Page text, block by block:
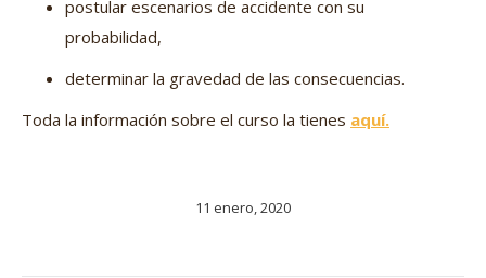
postular escenarios de accidente con su
probabilidad,
determinar la gravedad de las consecuencias.
Toda la información sobre el curso la tienes aquí.
11 enero, 2020